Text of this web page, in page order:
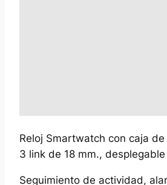
Reloj Smartwatch con caja
3 link de 18 mm.,
Seguimiento de actividad,